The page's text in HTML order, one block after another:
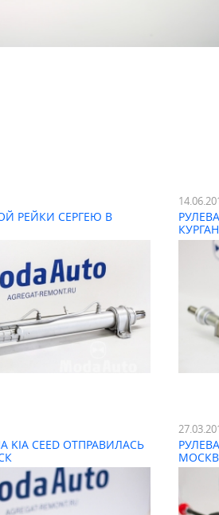
РЕЙКИ СЕРГЕЮ В
КУРГАН
KIA CEED ОТПРАВИЛАСЬ